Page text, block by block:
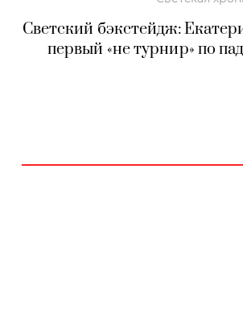
Светский бэкстейдж:
первый «не турнир» по